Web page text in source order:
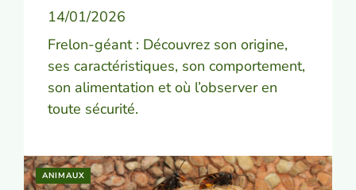
14/01/2026
Frelon-géant : Découvrez son origine,
ses caractéristiques, son comportement,
son alimentation et où l’observer en
toute sécurité.
ANIMAUX